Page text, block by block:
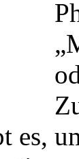
es,